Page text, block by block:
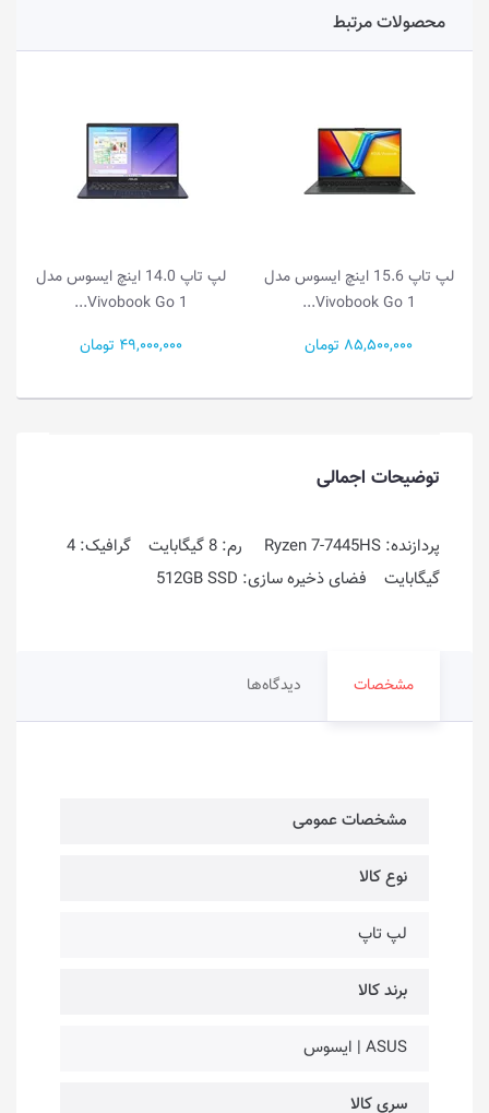
محصولات مرتبط
لپ تاپ 14.0 اینچ ایسوس مدل
Vivobook Go 1...
49,000,000 تومان
لپ تاپ 14.0 اینچ ایسوس مدل
Vivobook Go 1...
55,500,000 تومان
توضیحات اجمالی
پردازنده: Ryzen 7-7445HS رم: 8 گیگابایت گرافیک: 4
گیگابایت فضای ذخیره سازی: 512GB SSD
مشخصات دیدگاه‌ها
مشخصات عمومی
نوع کالا
لپ تاپ
برند کالا
ASUS | ایسوس
سری کالا